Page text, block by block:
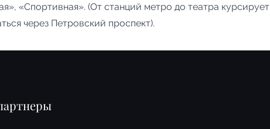
«Спортивная». (От станций метро до театра курсирует
через Петровский проспект).